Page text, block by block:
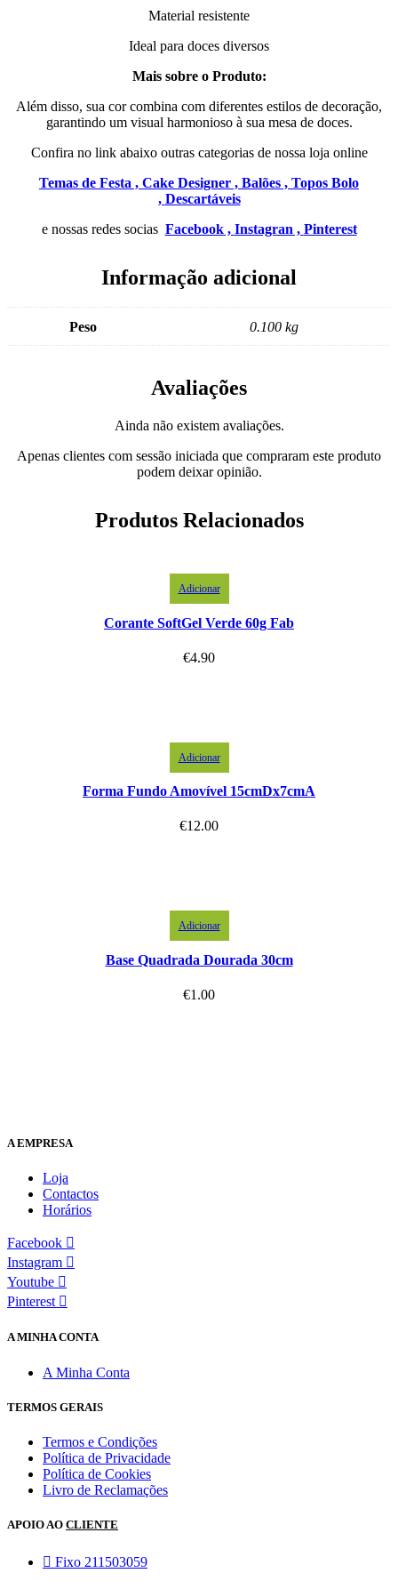
Material resistente
Ideal para doces diversos
Mais sobre o Produto:
Além disso, sua cor combina com diferentes estilos de decoração,
garantindo um visual harmonioso à sua mesa de doces.
Confira no link abaixo outras categorias de nossa loja online
Temas de Festa , Cake Designer , Balões , Topos Bolo
, Descartáveis
e nossas redes socias Facebook , Instagran , Pinterest
Informação adicional
Peso 0.100 kg
Avaliações
Ainda não existem avaliações.
Apenas clientes com sessão iniciada que compraram este produto
podem deixar opinião.
Produtos Relacionados
Adicionar
Corante SoftGel Verde 60g Fab
€4.90
Adicionar
Forma Fundo Amovível 15cmDx7cmA
€12.00
Adicionar
Base Quadrada Dourada 30cm
€1.00
A EMPRESA
Loja
Contactos
Horários
Facebook
Instagram
Youtube
Pinterest
A MINHA CONTA
A Minha Conta
TERMOS GERAIS
Termos e Condições
Política de Privacidade
Política de Cookies
Livro de Reclamações
APOIO AO CLIENTE
Fixo 211503059